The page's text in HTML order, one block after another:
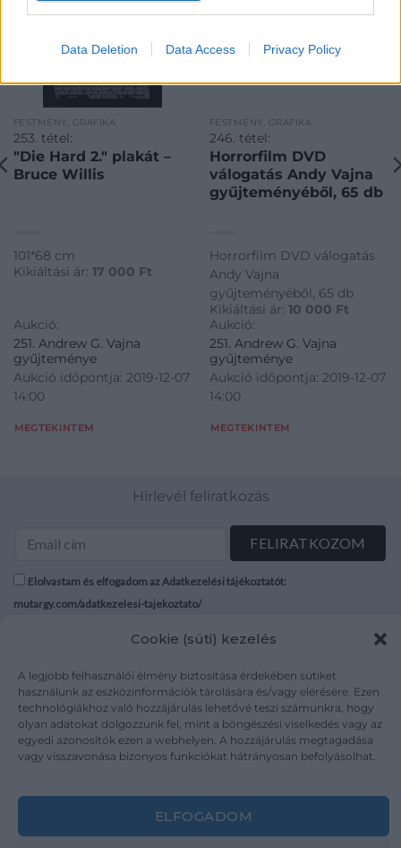
Data Deletion Data Access Privacy Policy
Cookie (süti) kezelés
A legjobb felhasználói élmény biztosítása érdekében sütiket
használunk az eszközinformációk tárolására és/vagy elérésére. Ezen
technológiákhoz való hozzájárulás lehetővé teszi számunkra, hogy
olyan adatokat dolgozzunk fel, mint a böngészési viselkedés vagy az
egyedi azonosítók ezen a webhelyen. A hozzájárulás megtagadása
vagy visszavonása bizonyos funkciókat hátrányosan befolyásolhat.
ELFOGADOM
FESTMÉNY, GRAFIKA
253. tétel:
"Die Hard 2." plakát –
Bruce Willis
101*68 cm
Kikiáltási ár: 17 000 Ft
Aukció:
251. Andrew G. Vajna
gyűjteménye
Aukció időpontja: 2019-12-07
14:00
MEGTEKINTEM
FESTMÉNY, GRAFIKA
246. tétel:
Horrorfilm DVD
válogatás Andy Vajna
gyűjteményéből, 65 db
Horrorfilm DVD válogatás
Andy Vajna
gyűjteményéből, 65 db
Kikiáltási ár: 10 000 Ft
Aukció:
251. Andrew G. Vajna
gyűjteménye
Aukció időpontja: 2019-12-07
14:00
MEGTEKINTEM
Hírlevél feliratkozás
Elolvastam és elfogadom az Adatkezelési tájékoztatót:
mutargy.com/adatkezelesi-tajekoztato/
Médiaajánlat
Karrier
Kapcsolat
Áraink
ÁSZF
Adatvédelem
Impresszum